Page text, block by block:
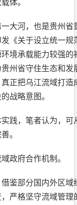
体。
大河，也是贵州省
《关于设立统一
境承载能力较强
州省守住生态和
正把乌江流域打
战略意图。
践，笔者认为，可
。
政府合作机制。
鉴部分国内外区
严格坚守流域管